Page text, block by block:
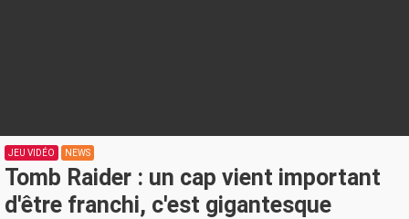
JEU VIDÉO NEWS
Tomb Raider : un cap vient important
d'être franchi, c'est gigantesque